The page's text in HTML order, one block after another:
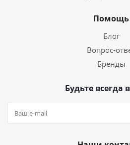
Помощь
Блог
Вопрос-
Бренды
Будьте всегда